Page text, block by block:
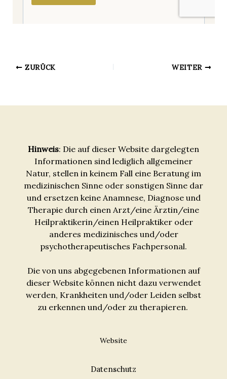
ZURÜCK WEITER
Hinweis: Die auf dieser Website dargelegten
Informationen sind lediglich allgemeiner
Natur, stellen in keinem Fall eine Beratung im
medizinischen Sinne oder sonstigen Sinne dar
und ersetzen keine Anamnese, Diagnose und
Therapie durch einen Arzt/eine Ärztin/eine
Heilpraktikerin/einen Heilpraktiker oder
anderes medizinisches und/oder
psychotherapeutisches Fachpersonal.
Die von uns abgegebenen Informationen auf
dieser Website können nicht dazu verwendet
werden, Krankheiten und/oder Leiden selbst
zu erkennen und/oder zu therapieren.
Website
Datenschutz